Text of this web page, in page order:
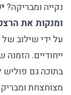
נקייה ומבריקה?
ומנקות את
על ידי שילוב של
ייחודיים.
בתוכה גם
מצוחצחת